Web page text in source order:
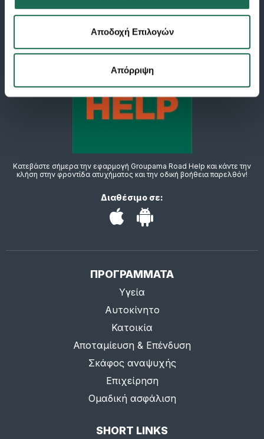
Αποδοχή Επιλογών
Απόρριψη
Κατεβάστε σήμερα την εφαρμογή Groupama Road Help και κάντε την
κλήση στην φροντίδα ατυχήματος και την οδική βοήθεια παρελθόν!
Διαθέσιμο σε:
ΠΡΟΓΡΑΜΜΑΤΑ
Υγεία
Αυτοκίνητο
Κατοικία
Αποταμίευση & Επένδυση
Σκάφος αναψυχής
Επιχείρηση
Ομαδική ασφάλιση
SHORT LINKS